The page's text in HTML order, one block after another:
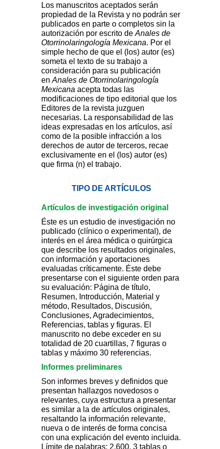
Los manuscritos aceptados serán
propiedad de la Revista y no podrán ser
publicados en parte o completos sin la
autorización por escrito de Anales de
Otorrinolaringología Mexicana. Por el
simple hecho de que el (los) autor (es)
someta el texto de su trabajo a
consideración para su publicación
en Anales de Otorrinolaringología
Mexicana acepta todas las
modificaciones de tipo editorial que los
Editores de la revista juzguen
necesarias. La responsabilidad de las
ideas expresadas en los artículos, así
como de la posible infracción a los
derechos de autor de terceros, recae
exclusivamente en el (los) autor (es)
que firma (n) el trabajo.
TIPO DE ARTÍCULOS
Artículos de investigación original
Éste es un estudio de investigación no
publicado (clínico o experimental), de
interés en el área médica o quirúrgica
que describe los resultados originales,
con información y aportaciones
evaluadas críticamente. Éste debe
presentarse con el siguiente orden para
su evaluación: Página de título,
Resumen, Introducción, Material y
método, Resultados, Discusión,
Conclusiones, Agradecimientos,
Referencias, tablas y figuras. El
manuscrito no debe exceder en su
totalidad de 20 cuartillas, 7 figuras o
tablas y máximo 30 referencias.
Informes preliminares
Son informes breves y definidos que
presentan hallazgos novedosos o
relevantes, cuya estructura a presentar
es similar a la de artículos originales,
resaltando la información relevante,
nueva o de interés de forma concisa
con una explicación del evento incluida.
Límite de palabras: 2,600, 3 tablas o